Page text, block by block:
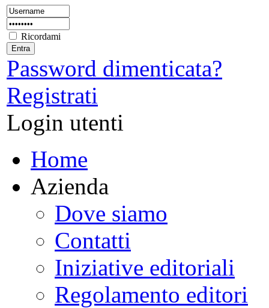
Ricordami
Password dimenticata?
Registrati
Login utenti
Home
Azienda
Dove siamo
Contatti
Iniziative editoriali
Regolamento editori